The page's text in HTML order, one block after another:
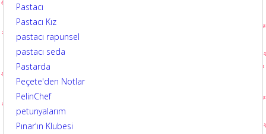
Pastacı
Pastacı Kız
pastacı rapunsel
pastacı seda
Pastarda
Peçete'den Notlar
PelinChef
petunyalarım
Pınar'ın Klubesi